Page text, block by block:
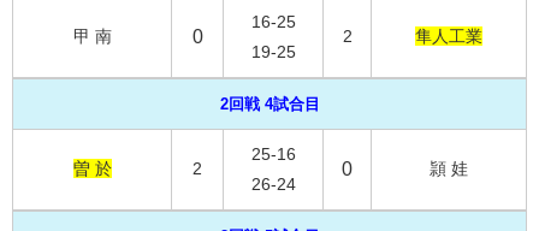
甲 南 0
16-25
19-25
2 隼人工業
2回戦 4試合目
曽 於 2
25-16
26-24
0 頴 娃